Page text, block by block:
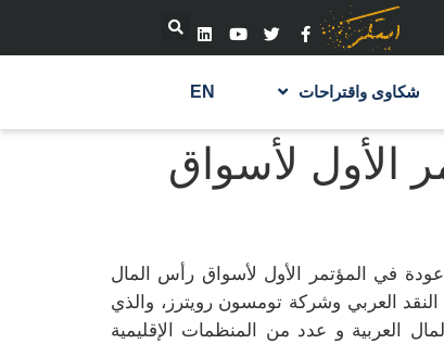
شكاوى واقتراحات EN
الأول لأسواق
في المؤتمر الأول لأسواق رأس المال
النقد العربي وشركة تومسون رويترز، والذي
العربية و عدد من المنظمات الإقليمية